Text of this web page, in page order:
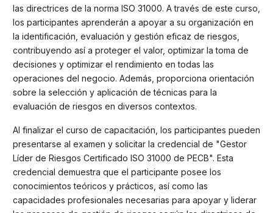
las directrices de la norma ISO 31000. A través de este curso,
los participantes aprenderán a apoyar a su organización en
la identificación, evaluación y gestión eficaz de riesgos,
contribuyendo así a proteger el valor, optimizar la toma de
decisiones y optimizar el rendimiento en todas las
operaciones del negocio. Además, proporciona orientación
sobre la selección y aplicación de técnicas para la
evaluación de riesgos en diversos contextos.
Al finalizar el curso de capacitación, los participantes pueden
presentarse al examen y solicitar la credencial de "Gestor
Líder de Riesgos Certificado ISO 31000 de PECB". Esta
credencial demuestra que el participante posee los
conocimientos teóricos y prácticos, así como las
capacidades profesionales necesarias para apoyar y liderar